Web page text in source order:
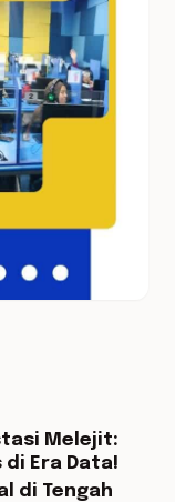
Melejit:
di Era Data!
di Tengah